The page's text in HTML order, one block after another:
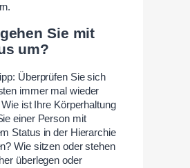
Sie mit
um?
Überprüfen Sie sich
immer mal wieder
ist Ihre Körperhaltung
einer Person mit
Status in der Hierarchie
Wie sitzen oder stehen
überlegen oder